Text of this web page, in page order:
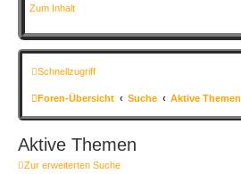
Zum Inhalt
Schnellzugriff
Foren-Übersicht Suche Aktive Themen
Aktive Themen
Zur erweiterten Suche